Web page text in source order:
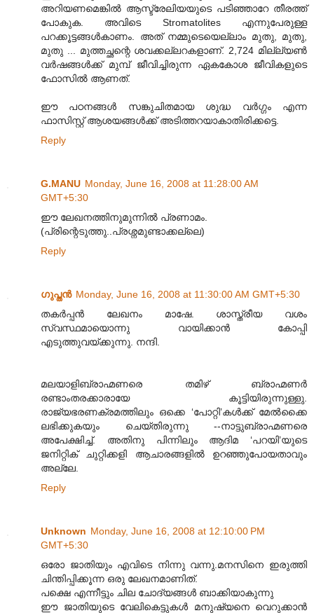
അറിയണമെങ്കില്‍ ആസ്ട്രേലിയയുടെ പടിഞ്ഞാറേ തീരത്ത്
പോകുക. അവിടെ Stromatolites എന്നുപേരുള്ള
പറക്കൂട്ടങ്ങള്‍കാണം. അത് നമ്മുടെയെല്ലാം മുതു, മുതു,
മുതു ... മുത്തച്ഛന്റെ ശവക്കല്ലറകളാണ്. 2,724 മില്ല്യണ്‍
വര്‍ഷങ്ങള്‍ക്ക് മുമ്പ് ജീവിച്ചിരുന്ന ഏകകോശ ജീവികളുടെ
ഫോസില്‍ ആണത്.
ഈ പഠനങ്ങള്‍ സങ്കുചിതമായ ശുദ്ധ വര്‍ഗ്ഗം എന്ന
ഫാസിസ്റ്റ് ആശയങ്ങള്‍ക്ക് അടിത്തറയാകാതിരിക്കട്ടെ.
Reply
G.MANU Monday, June 16, 2008 at 11:28:00 AM
GMT+5:30
ഈ ലേഖനത്തിനുമുന്നില്‍ പ്രണാമം.
(പ്രിന്റെടുത്തു..പ്രശ്നമുണ്ടാക്കല്ലെ)
Reply
ഗുപ്തന്‍ Monday, June 16, 2008 at 11:30:00 AM GMT+5:30
തകര്‍പ്പന്‍ ലേഖനം മാഷേ. ശാസ്ത്രീയ വശം
സ്വസ്ഥമായൊന്നു വായിക്കാന്‍ കോപ്പി
എടുത്തുവയ്ക്കുന്നു. നന്ദി.
മലയാളിബ്രാഹ്മണരെ തമിഴ് ബ്രാഹ്മണര്‍
രണ്ടാംതരക്കാരായേ കൂട്ടിയിരുന്നുള്ളു.
രാജ്യഭരണക്രമത്തിലും ഒക്കെ ‘പോറ്റി’കള്‍ക്ക് മേല്‍ക്കൈ
ലഭിക്കുകയും ചെയ്തിരുന്നു --നാട്ടുബ്രാഹ്മണരെ
അപേക്ഷിച്ച്. അതിനു പിന്നിലും ആദിമ ‘പറയി’യുടെ
ജനിറ്റിക് ചുറ്റിക്കളി ആചാരങ്ങളില്‍ ഉറഞ്ഞുപോയതാവും
അല്ലേ.
Reply
Unknown Monday, June 16, 2008 at 12:10:00 PM
GMT+5:30
ഒരോ ജാതിയും എവിടെ നിന്നു വന്നു.മനസിനെ ഇരുത്തി
ചിന്തിപ്പിക്കൂന്ന ഒരു ലേഖനമാണിത്.
പക്ഷെ എന്നീട്ടും ചില ചോദ്യങ്ങള്‍ ബാക്കിയാകുന്നു
ഈ ജാതിയുടെ വേലികെട്ടുകള്‍ മനുഷ്യനെ വെറുക്കാന്‍